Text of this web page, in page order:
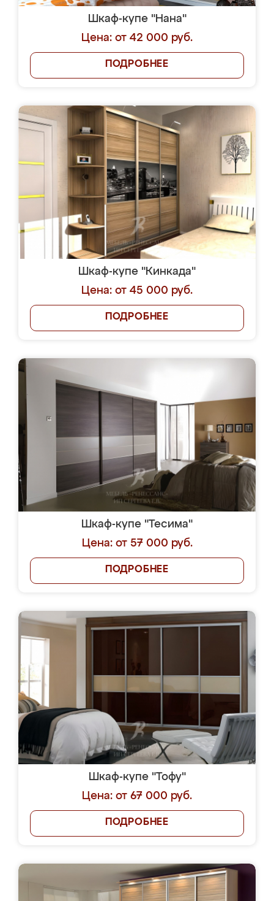
Шкаф-купе "Нана"
Цена: от 42 000 руб.
ПОДРОБНЕЕ
Шкаф-купе "Кинкада"
Цена: от 45 000 руб.
ПОДРОБНЕЕ
Шкаф-купе "Тесима"
Цена: от 57 000 руб.
ПОДРОБНЕЕ
Шкаф-купе "Тофу"
Цена: от 67 000 руб.
ПОДРОБНЕЕ